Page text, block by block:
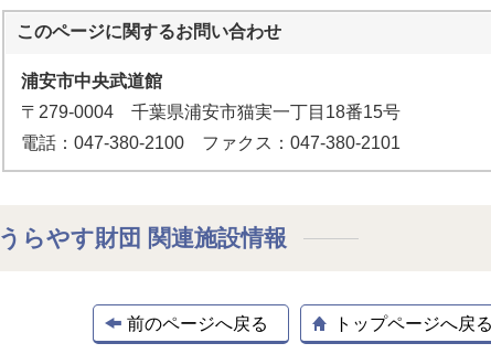
このページに関するお問い合わせ
浦安市中央武道館
〒279-0004 千葉県浦安市猫実一丁目18番15号
電話：047-380-2100 ファクス：047-380-2101
うらやす財団 関連施設情報
前のページへ戻る トップページへ戻る